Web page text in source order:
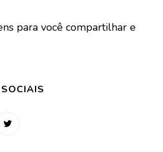
para você compartilhar e